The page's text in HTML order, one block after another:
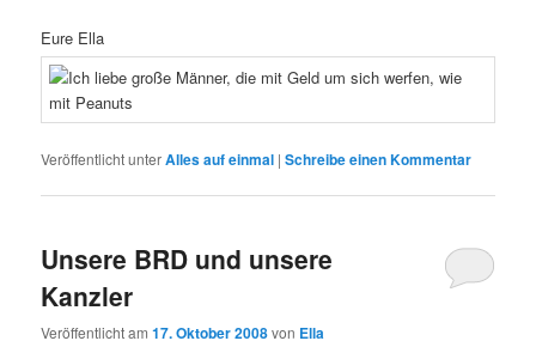
Eure Ella
Veröffentlicht unterAlles auf einmal |Schreibe einen Kommentar
Unsere BRD und unsere
Kanzler
Veröffentlicht am17. Oktober 2008von Ella